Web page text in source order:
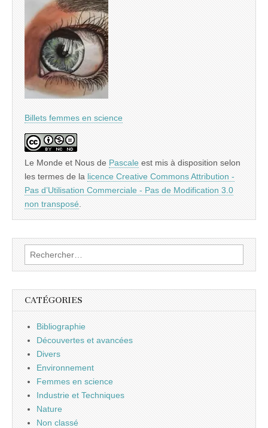
Billets femmes en science
Le Monde et Nous de Pascale est mis à disposition selon
les termes de la licence Creative Commons Attribution -
Pas d’Utilisation Commerciale - Pas de Modification 3.0
non transposé
Rechercher :
CATÉGORIES
Bibliographie
Découvertes et avancées
Divers
Environnement
Femmes en science
Industrie et Techniques
Nature
Non classé